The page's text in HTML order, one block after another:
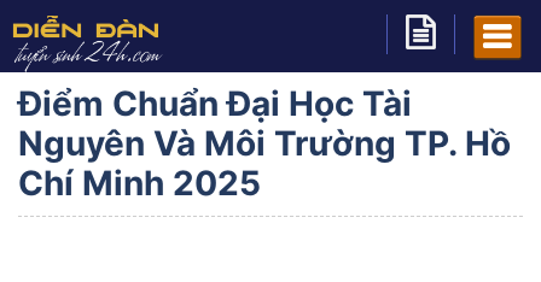
Điểm Chuẩn Đại Học Tài
Nguyên Và Môi Trường TP. Hồ
Chí Minh 2025